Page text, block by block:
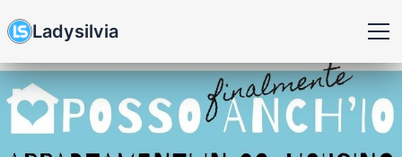
Ladysilvia